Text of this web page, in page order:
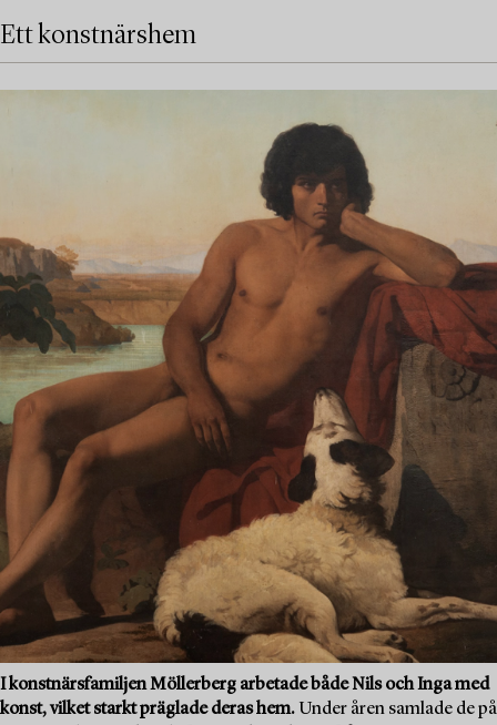
Ett konstnärshem
I konstnärsfamiljen Möllerberg arbetade både Nils och Inga med
konst, vilket starkt präglade deras hem. Under åren samlade de på